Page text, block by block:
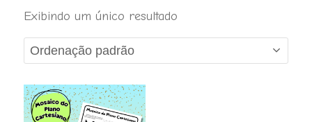
Exibindo um único resultado
ADD